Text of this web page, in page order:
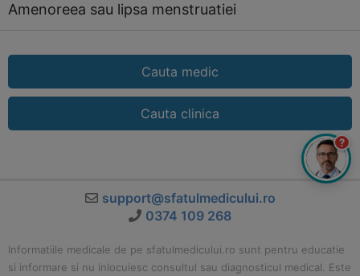
Amenoreea sau lipsa menstruatiei
Cauta medic
Cauta clinica
support@sfatulmedicului.ro
0374 109 268
Informatiile medicale de pe sfatulmedicului.ro sunt pentru educatie
si informare si nu inlocuiesc consultul sau diagnosticul medical. Este
?